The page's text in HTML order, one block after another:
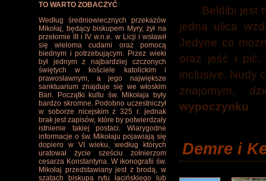
TO WARTO ZOBACZYĆ
Według średniowiecznych przekazów
Mikołaj, będący biskupem Myry, żył na
przełomie III i IV w.n.e. w Licji i wsławił
się wieloma cudami oraz pomocą
biednym i potrzebującym. Przez wieki
był jednym z najbardziej czczonych
świętych w kościele katolickim i
prawosławnym, a jego największe
sanktuarium znajduje się we włoskim
Bari. Początki kultu św. Mikołaja były
bardzo skromne. Podobno uczestniczył
w soborze nicejskim z 325 r. jednak
brak jest zapisów, które by potwierdzały
istnienie takiej postaci. Wiarygodne
informacje o św. Mikołaju pojawiają się
dopiero w VI wieku, według których
uratował życie sześciu żołnierzom
cesarza Konstantyna. W ikonografii św.
Mikołaj przedstawiany jest z brodą, w
szatach biskupa rytu łacińskiego lub
Beldibi jest
jedna ulica
Jedyne co
oraz jeść i pić.
inclusive. Nudy
znajomym,
wypoczynku.
Demre i